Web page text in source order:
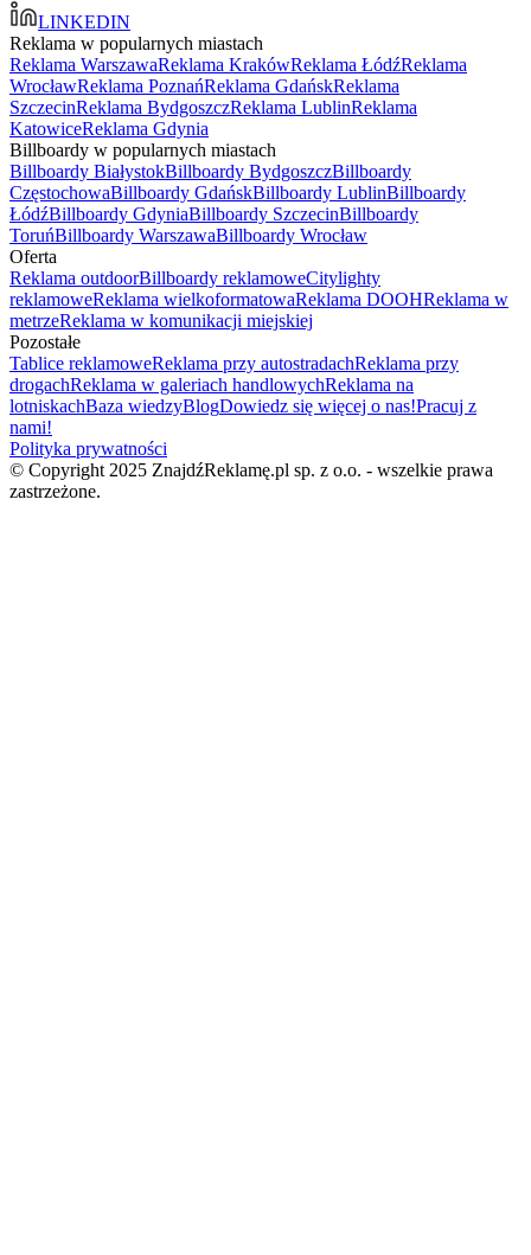
LINKEDIN
Reklama w popularnych miastach
Reklama WarszawaReklama KrakówReklama ŁódźReklama
WrocławReklama PoznańReklama GdańskReklama
SzczecinReklama BydgoszczReklama LublinReklama
KatowiceReklama Gdynia
Billboardy w popularnych miastach
Billboardy BiałystokBillboardy BydgoszczBillboardy
CzęstochowaBillboardy GdańskBillboardy LublinBillboardy
ŁódźBillboardy GdyniaBillboardy SzczecinBillboardy
ToruńBillboardy WarszawaBillboardy Wrocław
Oferta
Reklama outdoorBillboardy reklamoweCitylighty
reklamoweReklama wielkoformatowaReklama DOOHReklama w
metrzeReklama w komunikacji miejskiej
Pozostałe
Tablice reklamoweReklama przy autostradachReklama przy
drogachReklama w galeriach handlowychReklama na
lotniskachBaza wiedzyBlogDowiedz się więcej o nas!Pracuj z
nami!
Polityka prywatności
© Copyright 2025 ZnajdźReklamę.pl sp. z o.o. - wszelkie prawa
zastrzeżone.